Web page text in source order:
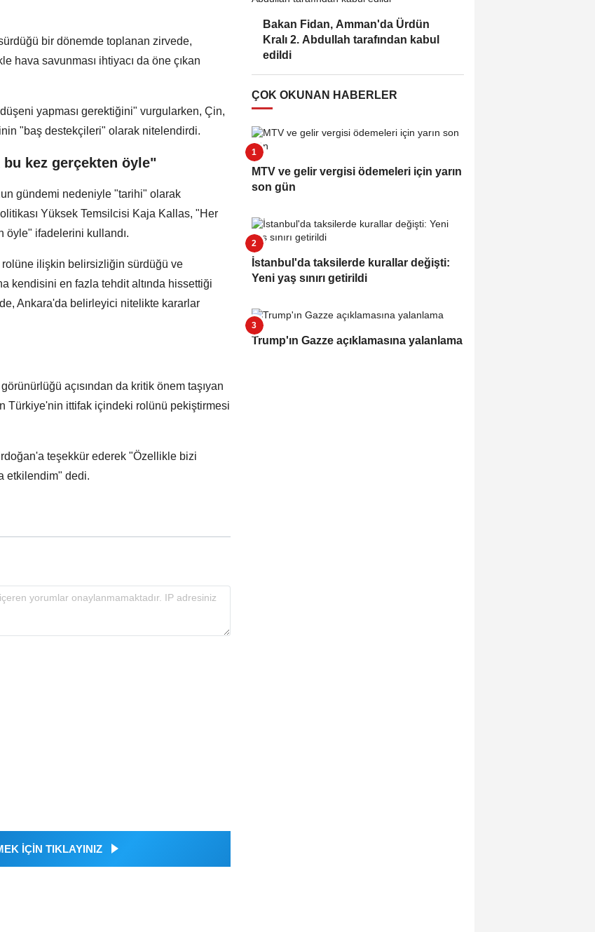
bir dönemde toplanan zirvede,
hava savunması ihtiyacı da öne çıkan
yapması gerektiğini" vurgularken, Çin,
"baş destekçileri" olarak nitelendirdi.
kez gerçekten öyle"
gündemi nedeniyle "tarihi" olarak
Yüksek Temsilcisi Kaja Kallas, "Her
öyle" ifadelerini kullandı.
ilişkin belirsizliğin sürdüğü ve
kendisini en fazla tehdit altında hissettiği
Ankara'da belirleyici nitelikte kararlar
açısından da kritik önem taşıyan
Türkiye'nin ittifak içindeki rolünü pekiştirmesi
teşekkür ederek "Özellikle bizi
etkilendim" dedi.
İÇİN TIKLAYINIZ
Bakan Fidan, Amman'da Ürdün
Kralı 2. Abdullah tarafından kabul
edildi
ÇOK OKUNAN HABERLER
MTV ve gelir vergisi ödemeleri için yarın
son gün
İstanbul'da taksilerde kurallar değişti:
Yeni yaş sınırı getirildi
Trump'ın Gazze açıklamasına yalanlama